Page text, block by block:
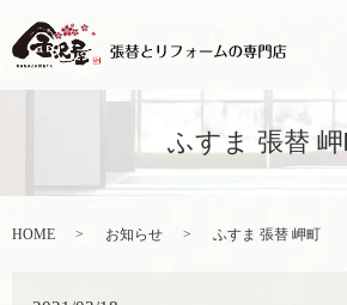
ふすま 張替
HOME お知らせ ふすま 張替 岬町